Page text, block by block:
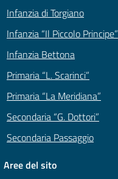
Infanzia di Torgiano
Infanzia “Il Piccolo Principe”
Infanzia Bettona
Primaria “L. Scarinci”
Primaria “La Meridiana”
Secondaria “G. Dottori”
Secondaria Passaggio
Aree del sito